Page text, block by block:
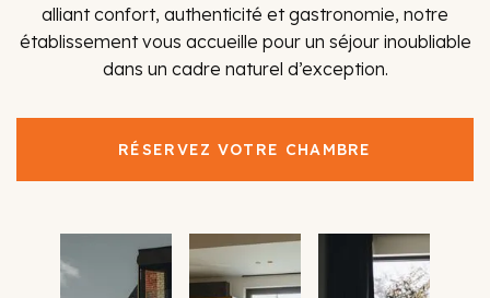
alliant confort, authenticité et gastronomie, notre
établissement vous accueille pour un séjour inoubliable
dans un cadre naturel d’exception.
RÉSERVEZ VOTRE CHAMBRE